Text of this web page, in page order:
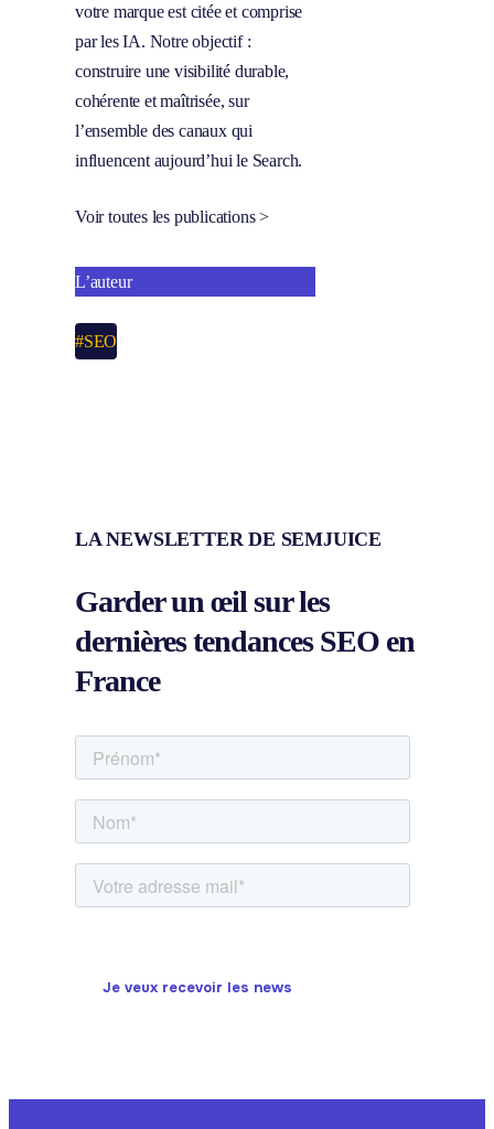
votre marque est citée et comprise
par les IA. Notre objectif :
construire une visibilité durable,
cohérente et maîtrisée, sur
l’ensemble des canaux qui
influencent aujourd’hui le Search.
Voir toutes les publications >
L’auteur
#SEO
LA NEWSLETTER DE SEMJUICE
Garder un œil sur les
dernièrestendances SEO en
France